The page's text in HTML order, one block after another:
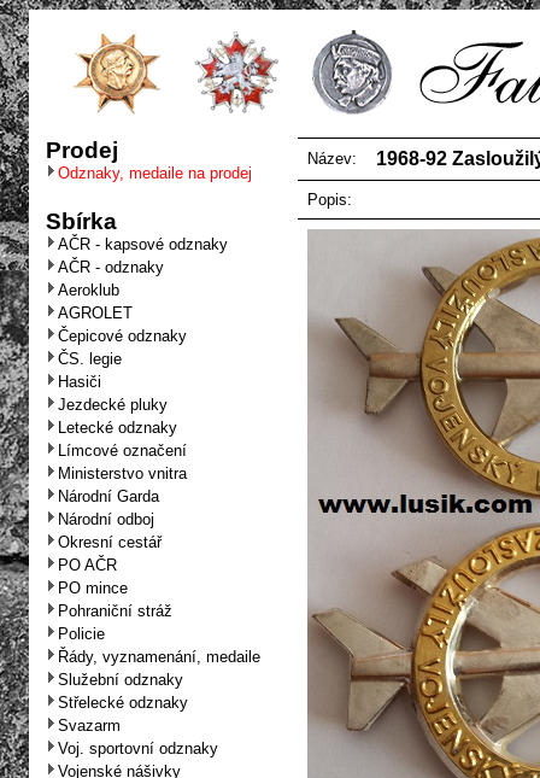
Prodej
Odznaky, medaile na prodej
Sbírka
AČR - kapsové odznaky
AČR - odznaky
Aeroklub
AGROLET
Čepicové odznaky
ČS. legie
Hasiči
Jezdecké pluky
Letecké odznaky
Límcové označení
Ministerstvo vnitra
Národní Garda
Národní odboj
Okresní cestář
PO AČR
PO mince
Pohraniční stráž
Policie
Řády, vyznamenání, medaile
Služební odznaky
Střelecké odznaky
Svazarm
Voj. sportovní odznaky
Vojenské nášivky
Název: 1968-92
Popis: